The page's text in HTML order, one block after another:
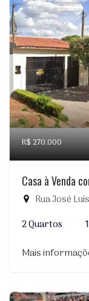
R$ 270.000
Casa à Venda
Rua José Luís
2 Quartos
Mais